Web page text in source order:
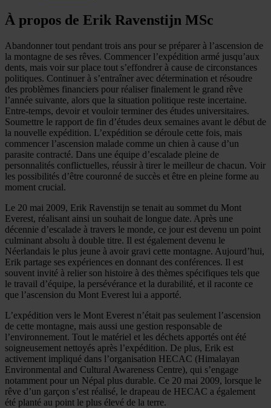
À propos de Erik Ravenstijn MSc
Abandonner tout pendant trois ans pour se préparer à l’ascension de
la montagne de ses rêves. Commencer l’expédition armé jusqu’aux
dents, mais voir sur place tout s’effondrer à cause de circonstances
politiques. Continuer à s’entraîner avec détermination et résoudre
des problèmes financiers pour réaliser finalement le grand rêve
l’année suivante, alors que la situation politique reste incertaine.
Entre-temps, devoir et vouloir terminer des études universitaires.
Soumettre le rapport de fin d’études deux semaines avant le début de
la nouvelle expédition. L’expédition se déroule cette fois, mais
commencer l’ascension malade comme un chien à cause d’un
parasite contracté. Dans une équipe d’escalade pleine de
personnalités conflictuelles, réussir à tirer le meilleur de chacun. Voir
les possibilités d’être couronné de succès et être en pleine forme au
moment crucial.
Le 20 mai 2009, Erik Ravenstijn se tenait au sommet du Mont
Everest, réalisant ainsi un souhait de longue date. Après une
décennie d’escalade à travers le monde, ce jour est devenu un point
culminant absolu à double titre. Il est également devenu le
Néerlandais le plus jeune à avoir gravi cette montagne. Aujourd’hui,
Erik partage ses expériences en donnant des conférences. Il est
souvent invité à relier son histoire à des thèmes spécifiques tels que
le travail d’équipe, la persévérance et la durabilité, et il raconte ce
que l’ascension du Mont Everest lui a apporté.
L’expédition vers le Mont Everest n’était pas seulement l’ascension
de cette montagne, mais aussi une gestion responsable de
l’environnement. Tout le matériel et les déchets apportés ont été
soigneusement nettoyés après l’expédition. De plus, Erik est
activement impliqué dans l’organisation HECAC (Himalayan
Environmental and Cultural Awareness Centre), qui s’engage
notamment pour un Népal plus durable. Ce 20 mai 2009, lorsque le
rêve d’un garçon s’est réalisé, le drapeau de HECAC a également
été planté au point le plus élevé de la terre.